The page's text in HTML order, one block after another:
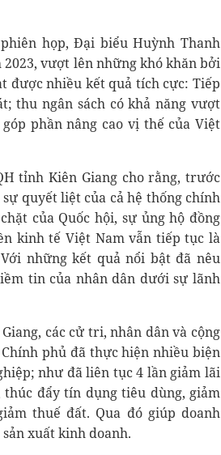
họp, Đại biểu Huỳnh Thanh
vượt lên những khó khăn bởi
được nhiều kết quả tích cực: Tiếp
thu ngân sách có khả năng vượt
phần nâng cao vị thế của Việt
tỉnh Kiên Giang cho rằng, trước
quyết liệt của cả hệ thống chính
của Quốc hội, sự ủng hộ đồng
kinh tế Việt Nam vẫn tiếp tục là
những kết quả nổi bật đã nêu
tin của nhân dân dưới sự lãnh
các cử tri, nhân dân và cộng
phủ đã thực hiện nhiều biện
như đã liên tục 4 lần giảm lãi
đẩy tín dụng tiêu dùng, giảm
thuế đất. Qua đó giúp doanh
xuất kinh doanh.